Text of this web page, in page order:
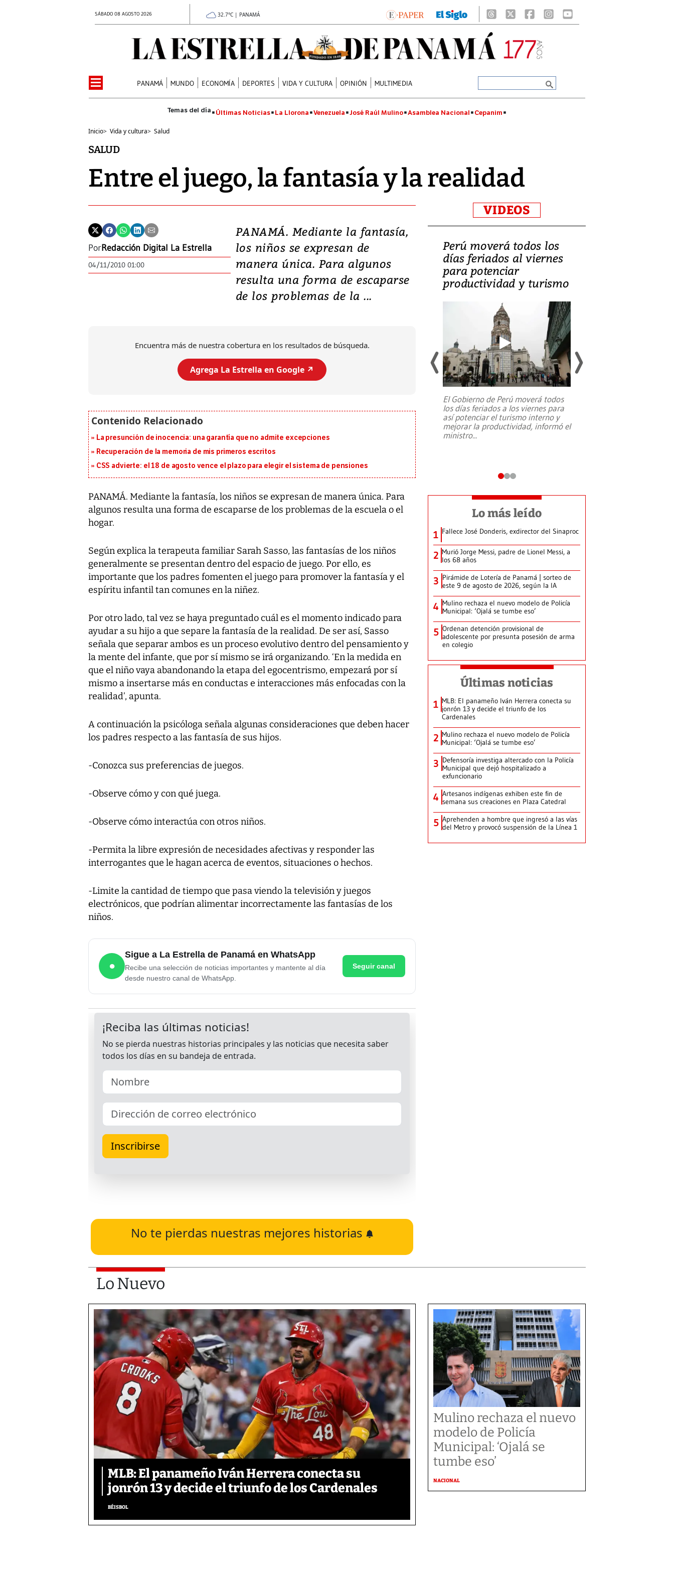
SÁBADO 08 AGOSTO 2026 32.7°C | PANAMÁ
PANAMÁ MUNDO ECONOMÍA DEPORTES VIDA Y CULTURA OPINIÓN MULTIMEDIA
Últimas Noticias La Llorona Venezuela José Raúl Mulino Asamblea Nacional Cepanim
Inicio> Vida y cultura> Salud
SALUD
Entre el juego, la fantasía y la realidad
PorRedacción Digital La Estrella
04/11/2010 01:00
PANAMÁ. Mediante la fantasía,
los niños se expresan de
manera única. Para algunos
resulta una forma de escaparse
de los problemas de la ...
Encuentra más de nuestra cobertura en los resultados de búsqueda.
Agrega La Estrella en Google ↗️
La presunción de inocencia: una garantía que no admite excepciones
Recuperación de la memoria de mis primeros escritos
CSS advierte: el 18 de agosto vence el plazo para elegir el sistema de pensiones
PANAMÁ. Mediante la fantasía, los niños se expresan de manera única. Para
algunos resulta una forma de escaparse de los problemas de la escuela o el
hogar.
Según explica la terapeuta familiar Sarah Sasso, las fantasías de los niños
generalmente se presentan dentro del espacio de juego. Por ello, es
importante que los padres fomenten el juego para promover la fantasía y el
espíritu infantil tan comunes en la niñez.
Por otro lado, tal vez se haya preguntado cuál es el momento indicado para
ayudar a su hijo a que separe la fantasía de la realidad. De ser así, Sasso
señala que separar ambos es un proceso evolutivo dentro del pensamiento y
la mente del infante, que por sí mismo se irá organizando. ‘En la medida en
que el niño vaya abandonando la etapa del egocentrismo, empezará por sí
mismo a insertarse más en conductas e interacciones más enfocadas con la
realidad’, apunta.
A continuación la psicóloga señala algunas consideraciones que deben hacer
los padres respecto a las fantasía de sus hijos.
-Conozca sus preferencias de juegos.
-Observe cómo y con qué juega.
-Observe cómo interactúa con otros niños.
-Permita la libre expresión de necesidades afectivas y responder las
interrogantes que le hagan acerca de eventos, situaciones o hechos.
-Limite la cantidad de tiempo que pasa viendo la televisión y juegos
electrónicos, que podrían alimentar incorrectamente las fantasías de los
niños.
●
Sigue a La Estrella de Panamá en WhatsApp
Recibe una selección de noticias importantes y mantente al día
desde nuestro canal de WhatsApp.
Seguir canal
No te pierdas nuestras mejores historias
VIDEOS
Video: Lula lanza su
candidatura con
promesas de inversión
en defensa, educación y
tierras raras
Entre recuerdos y escuetas
da Silva, oficializó este domingo su
Perú moverá todos los
días feriados al viernes
para potenciar
productividad y turismo
El Gobierno de Perú moverá todos
los días feriados a los viernes para
así potenciar el turismo interno y
mejorar la productividad, informó el
ministro...
Lo más leído
1 Fallece José Donderis, exdirector del Sinaproc
2 Murió Jorge Messi, padre de Lionel Messi, a
los 68 años
3 Pirámide de Lotería de Panamá | sorteo de
este 9 de agosto de 2026, según la IA
4 Mulino rechaza el nuevo modelo de Policía
Municipal: ‘Ojalá se tumbe eso’
5 Ordenan detención provisional de
adolescente por presunta posesión de arma
en colegio
Últimas noticias
1 MLB: El panameño Iván Herrera conecta su
jonrón 13 y decide el triunfo de los
Cardenales
2 Mulino rechaza el nuevo modelo de Policía
Municipal: ‘Ojalá se tumbe eso’
3 Defensoría investiga altercado con la Policía
Municipal que dejó hospitalizado a
exfuncionario
4 Artesanos indígenas exhiben este fin de
semana sus creaciones en Plaza Catedral
5 Aprehenden a hombre que ingresó a las vías
del Metro y provocó suspensión de la Línea 1
Lo Nuevo
MLB: El panameño Iván Herrera conecta su
jonrón 13 y decide el triunfo de los Cardenales
BÉISBOL
Mulino rechaza el nuevo
modelo de Policía
Municipal: ‘Ojalá se
tumbe eso’
NACIONAL